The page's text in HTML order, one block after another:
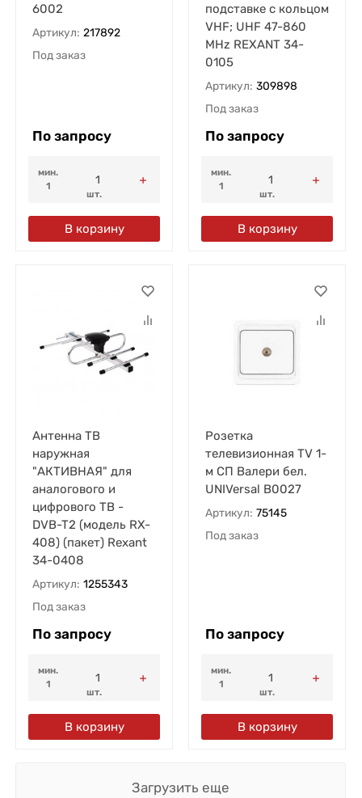
6002
Артикул: 217892
Под заказ
По запросу
мин.
1
шт.
В корзину
подставке с кольцом
VHF; UHF 47-860
MHz REXANT 34-
0105
Артикул: 309898
Под заказ
По запросу
мин.
1
шт.
В корзину
Антенна ТВ
наружная
"АКТИВНАЯ" для
аналогового и
цифрового ТВ -
DVB-T2 (модель RX-
408) (пакет) Rexant
34-0408
Артикул: 1255343
Под заказ
По запросу
мин.
1
шт.
В корзину
Розетка
телевизионная TV 1-
м СП Валери бел.
UNIVersal В0027
Артикул: 75145
Под заказ
По запросу
мин.
1
шт.
В корзину
Загрузить еще